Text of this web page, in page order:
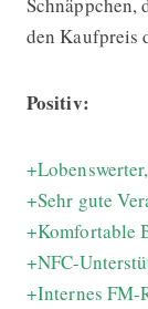
den Kaufpreis
Positiv:
+Sehr gute
+Komfortable
+NFC-
+Internes FM-